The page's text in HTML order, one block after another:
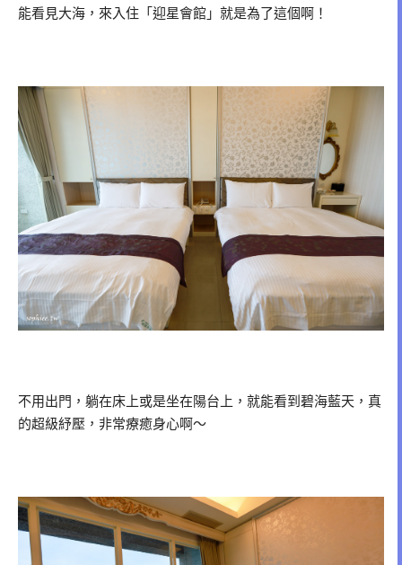
能看見大海，來入住「迎星會館」就是為了這個啊！
不用出門，躺在床上或是坐在陽台上，就能看到碧海藍天，真
的超級紓壓，非常療癒身心啊～